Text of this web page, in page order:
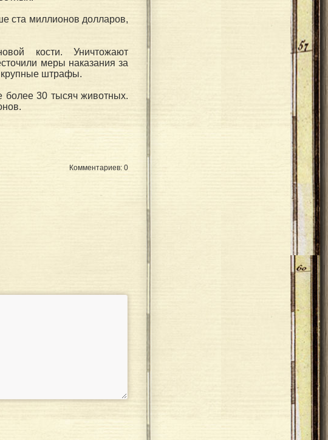
ста миллионов долларов,
кости. Уничтожают
меры наказания за
крупные штрафы.
более 30 тысяч животных.
Комментариев: 0